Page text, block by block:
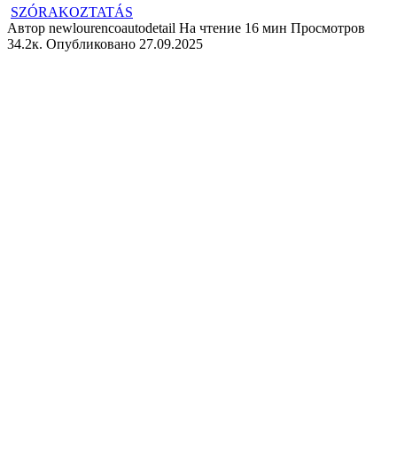
SZÓRAKOZTATÁS
Автор newlourencoautodetail На чтение 16 мин Просмотров
34.2к. Опубликовано 27.09.2025